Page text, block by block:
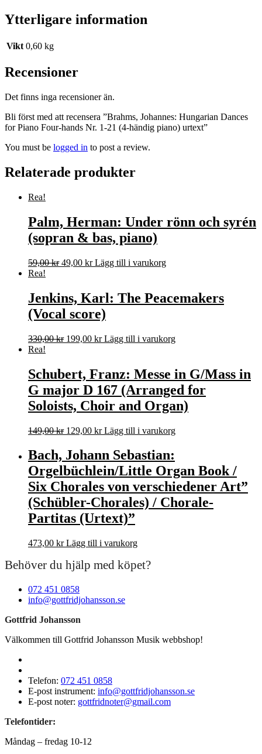
Ytterligare information
Vikt 0,60 kg
Recensioner
Det finns inga recensioner än.
Bli först med att recensera ”Brahms, Johannes: Hungarian Dances
for Piano Four-hands Nr. 1-21 (4-händig piano) urtext”
You must be logged in to post a review.
Relaterade produkter
Rea!
Palm, Herman: Under rönn och syrén
(sopran & bas, piano)
59,00kr Det
59,00 kr.
49,00 krDet
49,00 kr.
Lägg till i varukorg
Rea!
Jenkins, Karl: The Peacemakers
(Vocal score)
330,00kr Det
var:
330,00 kr.
199,00 krDet
199,00 kr.
Lägg till i varukorg
Rea!
Schubert, Franz: Messe in G/Mass in
G major D 167 (Arranged for
Soloists, Choir and Organ)
149,00kr Det
priset
var:
149,00 kr.
129,00 krDet
priset
är:
129,00 kr.
Lägg till i varukorg
Bach, Johann Sebastian:
Orgelbüchlein/Little Organ Book /
Six Chorales von verschiedener Art”
(Schübler-Chorales) / Chorale-
Partitas (Urtext)”
473,00 kr Lägg till i varukorg
Behöver du hjälp med köpet?
072 451 0858
info@gottfridjohansson.se
Gottfrid Johansson
Välkommen till Gottfrid Johansson Musik webbshop!
Telefon: 072 451 0858
E-post instrument: info@gottfridjohansson.se
E-post noter: gottfridnoter@gmail.com
Telefontider:
Måndag – fredag 10-12